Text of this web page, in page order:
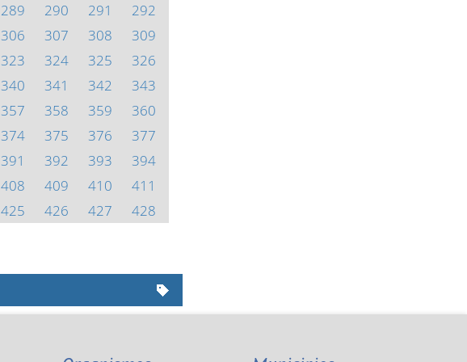
289 290 291
292
306 307 308
309
323 324 325
326
340 341 342
343
357 358 359
360
374 375 376
377
391 392 393
394
408 409 410
411
425 426 427
428